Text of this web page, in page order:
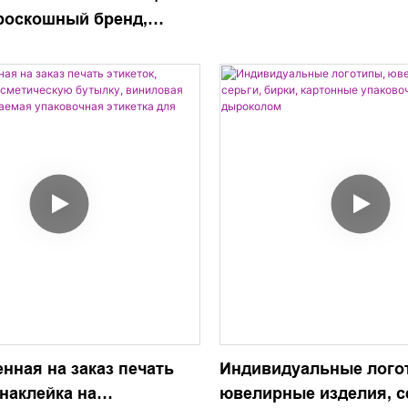
бренд,
одежды, этикетки
экологически
на заказ печать
на
Индивидуальные
ювелирные изделия,